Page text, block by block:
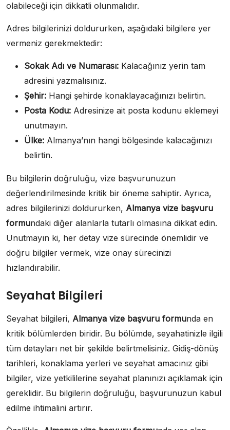
olabileceği için dikkatli olunmalıdır.
Adres bilgilerinizi doldururken, aşağıdaki bilgilere yer
vermeniz gerekmektedir:
Sokak Adı ve Numarası: Kalacağınız yerin tam
adresini yazmalısınız.
Şehir: Hangi şehirde konaklayacağınızı belirtin.
Posta Kodu: Adresinize ait posta kodunu eklemeyi
unutmayın.
Ülke: Almanya’nın hangi bölgesinde kalacağınızı
belirtin.
Bu bilgilerin doğruluğu, vize başvurunuzun
değerlendirilmesinde kritik bir öneme sahiptir. Ayrıca,
adres bilgilerinizi doldururken, Almanya vize başvuru
formundaki diğer alanlarla tutarlı olmasına dikkat edin.
Unutmayın ki, her detay vize sürecinde önemlidir ve
doğru bilgiler vermek, vize onay sürecinizi
hızlandırabilir.
Seyahat Bilgileri
Seyahat bilgileri, Almanya vize başvuru formunda en
kritik bölümlerden biridir. Bu bölümde, seyahatinizle ilgili
tüm detayları net bir şekilde belirtmelisiniz. Gidiş-dönüş
tarihleri, konaklama yerleri ve seyahat amacınız gibi
bilgiler, vize yetkililerine seyahat planınızı açıklamak için
gereklidir. Bu bilgilerin doğruluğu, başvurunuzun kabul
edilme ihtimalini artırır.